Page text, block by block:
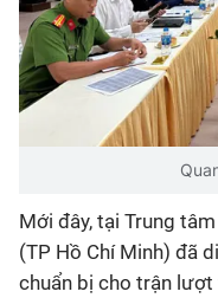
Bên lề
Mới đây, tại Trung
(TP Hồ Chí Minh) đã
chuẩn bị cho trận lượt